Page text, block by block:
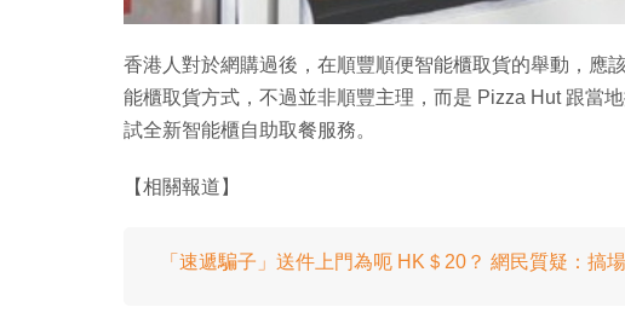
香港人對於網購過後，在順豐順便智能櫃取貨的舉動，應
能櫃取貨方式，不過並非順豐主理，而是 Pizza Hut 跟當
試全新智能櫃自助取餐服務。
【相關報道】
「速遞騙子」送件上門為呃 HK＄20？ 網民質疑：搞